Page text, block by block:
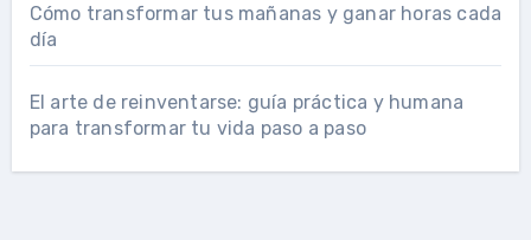
Cómo transformar tus mañanas y ganar horas cada
día
El arte de reinventarse: guía práctica y humana
para transformar tu vida paso a paso